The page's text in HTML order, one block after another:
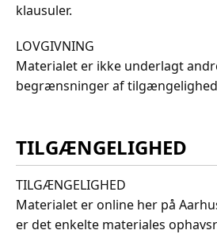
klausuler.
LOVGIVNING
Materialet er ikke underlagt
begrænsninger af
TILGÆNGELIGHED
TILGÆNGELIGHED
Materialet er online her på
er det enkelte materiales